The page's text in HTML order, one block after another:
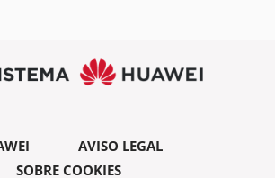
AVISO LEGAL
SOBRE COOKIES